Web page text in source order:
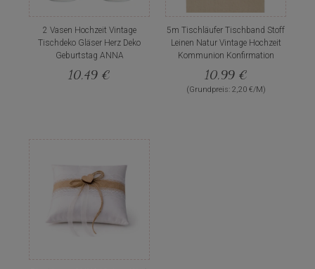
2 Vasen Hochzeit Vintage
Tischdeko Gläser Herz Deko
Geburtstag ANNA
10,49 €
5m Tischläufer Tischband Stoff
Leinen Natur Vintage Hochzeit
Kommunion Konfirmation
10,99 €
(Grundpreis: 2,20 €/M)